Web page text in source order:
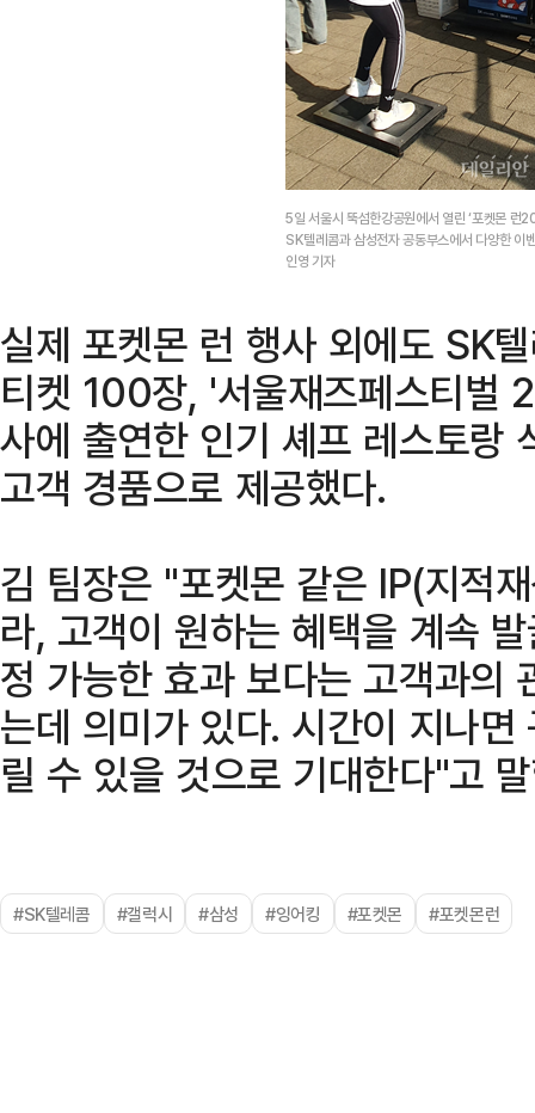
5일 서울시 뚝섬한강공원에서 열린 ‘포켓몬
SK텔레콤과 삼성전자 공동부스에서 다양한
인영 기자
실제 포켓몬 런 행사 외에도 SK
티켓 100장, '서울재즈페스티
사에 출연한 인기 셰프 레스토랑
고객 경품으로 제공했다.
김 팀장은 "포켓몬 같은 IP(지적
라, 고객이 원하는 혜택을 계속
정 가능한 효과 보다는 고객과의
는데 의미가 있다. 시간이 지나
릴 수 있을 것으로 기대한다"고
#SK텔레콤 #갤럭시 #삼성 #잉어킹 #포켓몬 #포켓몬런